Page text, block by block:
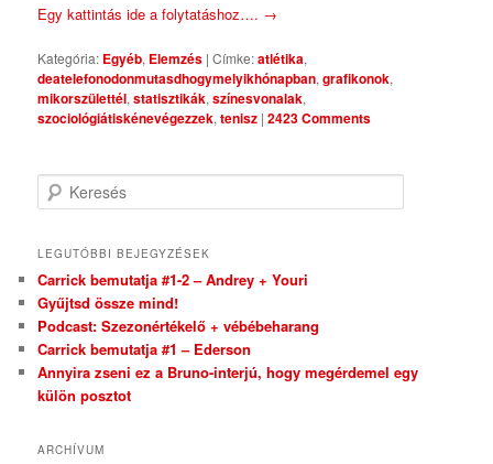
Egy kattintás ide a folytatáshoz…. →
Kategória: Egyéb, Elemzés |Címke:atlétika,
deatelefonodonmutasdhogymelyikhónapban,grafikonok,
mikorszülettél,statisztikák,színesvonalak,
szociológiátiskénevégezzek,tenisz |2423 Comments
Keresés
LEGUTÓBBI BEJEGYZÉSEK
Carrick bemutatja #1-2 – Andrey + Youri
Gyűjtsd össze mind!
Podcast: Szezonértékelő + vébébeharang
Carrick bemutatja #1 – Ederson
Annyira zseni ez a Bruno-interjú, hogy megérdemel egy
külön posztot
ARCHÍVUM